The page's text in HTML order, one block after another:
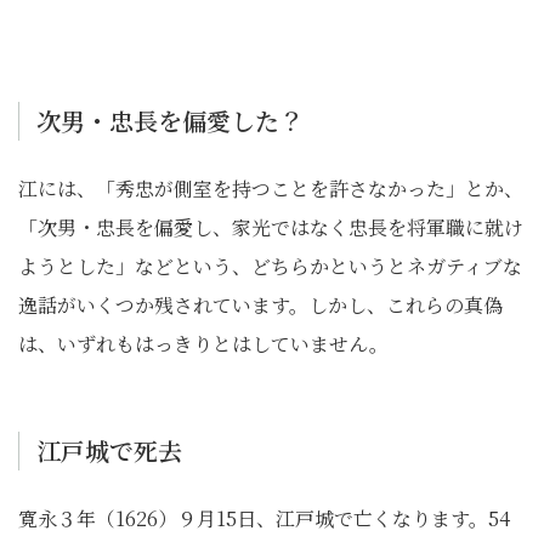
次男・忠長を偏愛した？
江には、「秀忠が側室を持つことを許さなかった」とか、
「次男・忠長を偏愛し、家光ではなく忠長を将軍職に就け
ようとした」などという、どちらかというとネガティブな
逸話がいくつか残されています。しかし、これらの真偽
は、いずれもはっきりとはしていません。
江戸城で死去
寛永３年（1626）９月15日、江戸城で亡くなります。54